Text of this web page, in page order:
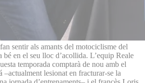
sentir als amants del motociclisme del
bé en el seu lloc d’acollida. L’equip Reale
temporada comptarà de nou amb el
–actualment lesionat en fracturar-se la